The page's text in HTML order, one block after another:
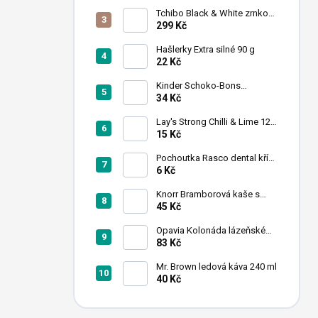
Tchibo Black & White zrnková
káva 1 kg
299 Kč
Hašlerky Extra silné 90 g
22 Kč
Kinder Schoko-Bons
čokoládové bonbony 46 g
34 Kč
Lay's Strong Chilli & Lime 120
g (expirace)
15 Kč
Pochoutka Rasco dental kříž
s chlorofylem 12cm
6 Kč
Knorr Bramborová kaše s
mlékem 95 g
45 Kč
Opavia Kolonáda lázeňské
oplatky oříškové 175g
83 Kč
Mr. Brown ledová káva 240 ml
40 Kč